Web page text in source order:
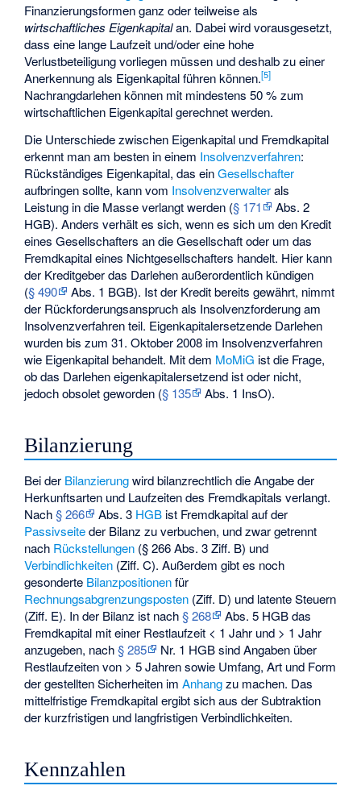
Finanzierungsformen ganz oder teilweise als
wirtschaftliches Eigenkapitalan. Dabei wird vorausgesetzt,
dass eine lange Laufzeit und/oder eine hohe
Verlustbeteiligung vorliegen müssen und deshalb zu einer
Anerkennung als Eigenkapital führen können.[5]
Nachrangdarlehen können mit mindestens 50 % zum
wirtschaftlichen Eigenkapital gerechnet werden.
Die Unterschiede zwischen Eigenkapital und Fremdkapital
erkennt man am besten in einem Insolvenzverfahren:
Rückständiges Eigenkapital, das einGesellschafter
aufbringen sollte, kann vom Insolvenzverwalterals
Leistung in die Masse verlangt werden (§ 171
Abs. 2
HGB). Anders verhält es sich, wenn es sich um den Kredit
eines Gesellschafters an die Gesellschaft oder um das
Fremdkapital eines Nichtgesellschafters handelt. Hier kann
der Kreditgeber das Darlehen außerordentlich kündigen
(§ 490
Abs. 1 BGB). Ist der Kredit bereits gewährt, nimmt
der Rückforderungsanspruch als Insolvenzforderung am
Insolvenzverfahren teil. Eigenkapitalersetzende Darlehen
wurden bis zum 31. Oktober 2008 im Insolvenzverfahren
wie Eigenkapital behandelt. Mit dem MoMiG ist die Frage,
ob das Darlehen eigenkapitalersetzend ist oder nicht,
jedoch obsolet geworden (§ 135 Abs. 1 InsO).
Bilanzierung
Bei der Bilanzierungwird bilanzrechtlich die Angabe der
Herkunftsarten und Laufzeiten des Fremdkapitals verlangt.
Nach§ 266 Abs. 3 HGB ist Fremdkapital auf der
Passivseiteder Bilanz zu verbuchen, und zwar getrennt
nach Rückstellungen (§ 266 Abs. 3 Ziff. B) und
Verbindlichkeiten (Ziff. C). Außerdem gibt es noch
gesonderte Bilanzpositionenfür
Rechnungsabgrenzungsposten (Ziff. D) und latente Steuern
(Ziff. E). In der Bilanz ist nach§ 268
Abs. 5 HGB das
Fremdkapital mit einer Restlaufzeit < 1 Jahr und > 1 Jahr
anzugeben, nach§ 285
Nr. 1 HGB sind Angaben über
Restlaufzeiten von > 5 Jahren sowie Umfang, Art und Form
der gestellten Sicherheiten imAnhangzu machen. Das
mittelfristige Fremdkapital ergibt sich aus der Subtraktion
der kurzfristigen und langfristigen Verbindlichkeiten.
Kennzahlen